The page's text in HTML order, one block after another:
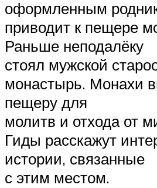
оформленным
приводит к пещере
Раньше неподалёку
стоял мужской
монастырь. Монахи
пещеру для
молитв и отхода от
Гиды расскажут
истории, связанные
с этим местом.